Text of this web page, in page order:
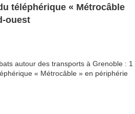
téléphérique « Métrocâble
ouest